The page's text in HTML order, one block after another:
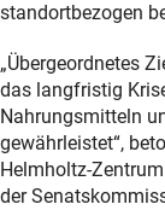
standortbezogen
„Übergeordnetes
das langfristig
Nahrungsmitteln
gewährleistet“,
Helmholtz-
der